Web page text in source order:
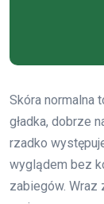
Skóra normalna
gładka, dobrze
rzadko
wyglądem bez
zabiegów. Wraz